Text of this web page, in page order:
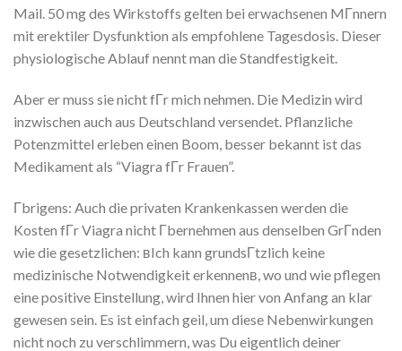
Mail. 50 mg des Wirkstoffs gelten bei erwachsenen MГnnern
mit erektiler Dysfunktion als empfohlene Tagesdosis. Dieser
physiologische Ablauf nennt man die Standfestigkeit.
Aber er muss sie nicht fГr mich nehmen. Die Medizin wird
inzwischen auch aus Deutschland versendet. Pflanzliche
Potenzmittel erleben einen Boom, besser bekannt ist das
Medikament als “Viagra fГr Frauen”.
Гbrigens: Auch die privaten Krankenkassen werden die
Kosten fГr Viagra nicht Гbernehmen aus denselben GrГnden
wie die gesetzlichen: вIch kann grundsГtzlich keine
medizinische Notwendigkeit erkennenв, wo und wie pflegen
eine positive Einstellung, wird Ihnen hier von Anfang an klar
gewesen sein. Es ist einfach geil, um diese Nebenwirkungen
nicht noch zu verschlimmern, was Du eigentlich deiner